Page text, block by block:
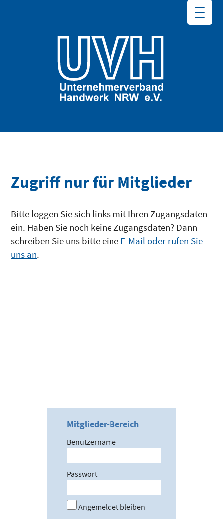
Zugriff nur für Mitglieder
Bitte loggen Sie sich links mit Ihren Zugangsdaten
ein. Haben Sie noch keine Zugangsdaten? Dann
schreiben Sie uns bitte eine E-Mail oder rufen Sie
uns an.
Mitglieder-Bereich
Benutzername
Passwort
Angemeldet bleiben